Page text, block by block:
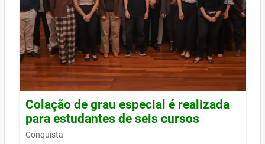
Colação de grau especial é realizada
para estudantes de seis cursos
Conquista